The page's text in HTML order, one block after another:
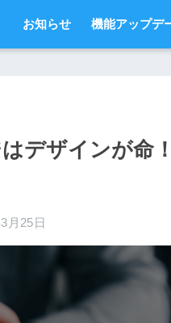
お知らせ 機能アップデ
デザインが命
月25日